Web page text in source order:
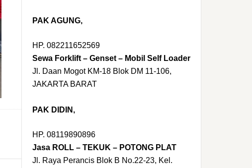
PAK AGUNG,
HP. 082211652569
Sewa Forklift – Genset – Mobil Self Loader
Jl. Daan Mogot KM-18 Blok DM 11-106,
JAKARTA BARAT
PAK DIDIN,
HP. 08119890896
Jasa ROLL – TEKUK – POTONG PLAT
Jl. Raya Perancis Blok B No.22-23, Kel.